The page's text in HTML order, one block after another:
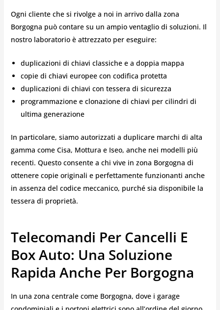
Ogni cliente che si rivolge a noi in arrivo dalla zona
Borgogna può contare su un ampio ventaglio di soluzioni. Il
nostro laboratorio è attrezzato per eseguire:
duplicazioni di chiavi classiche e a doppia mappa
copie di chiavi europee con codifica protetta
duplicazioni di chiavi con tessera di sicurezza
programmazione e clonazione di chiavi per cilindri di
ultima generazione
In particolare, siamo autorizzati a duplicare marchi di alta
gamma come Cisa, Mottura e Iseo, anche nei modelli più
recenti. Questo consente a chi vive in zona Borgogna di
ottenere copie originali e perfettamente funzionanti anche
in assenza del codice meccanico, purché sia disponibile la
tessera di proprietà.
Telecomandi Per Cancelli E
Box Auto: Una Soluzione
Rapida Anche Per Borgogna
In una zona centrale come Borgogna, dove i garage